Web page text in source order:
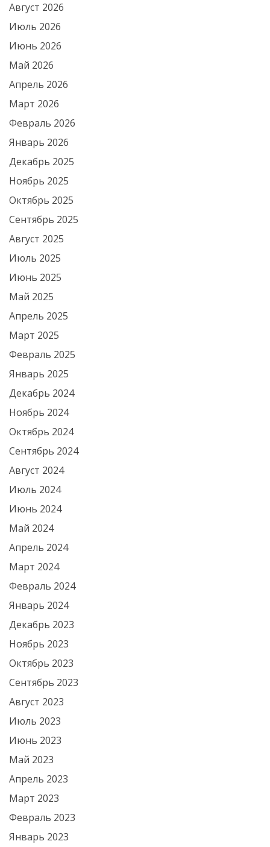
Август 2026
Июль 2026
Июнь 2026
Май 2026
Апрель 2026
Март 2026
Февраль 2026
Январь 2026
Декабрь 2025
Ноябрь 2025
Октябрь 2025
Сентябрь 2025
Август 2025
Июль 2025
Июнь 2025
Май 2025
Апрель 2025
Март 2025
Февраль 2025
Январь 2025
Декабрь 2024
Ноябрь 2024
Октябрь 2024
Сентябрь 2024
Август 2024
Июль 2024
Июнь 2024
Май 2024
Апрель 2024
Март 2024
Февраль 2024
Январь 2024
Декабрь 2023
Ноябрь 2023
Октябрь 2023
Сентябрь 2023
Август 2023
Июль 2023
Июнь 2023
Май 2023
Апрель 2023
Март 2023
Февраль 2023
Январь 2023